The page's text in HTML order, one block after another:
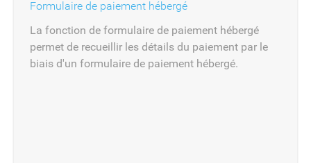
Formulaire de paiement hébergé
La fonction de formulaire de paiement hébergé
permet de recueillir les détails du paiement par le
biais d'un formulaire de paiement hébergé.